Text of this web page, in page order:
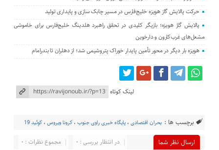
حرکت پالایش گاز هویزه خلیج‌فارس در مسیر چابک سازی و پایداری تولید
پالایش گاز هویزه؛ بازیگر کلیدی در تحقق راهبرد هلدینگ خلیج‌فارس برای خاموشی
مشعل‌های غرب‌کارون و دارخوین
هویزه بار دیگر در محور تأمین پایدار خوراک پتروشیمی شد؛ از دهلران تا بندرامام
لینک کوتاه
برچسب ها : بحران اقتصادی ،پایگاه خبری راوی جنوب ،کرونا ویروس ،کوِئید 19
ارسال نظر شما مجموع نظرات : 0 در انتظار بررسی : 0